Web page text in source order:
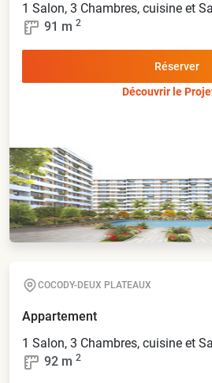
1 Salon, 3 Chambres, cuisine et
91 m 2
Réserver
Découvrir le
COCODY-DEUX PLATEAUX
Appartement
1 Salon, 3 Chambres, cuisine et
92 m 2